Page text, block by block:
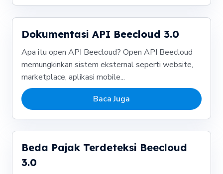
Dokumentasi API Beecloud 3.0
Apa itu open API Beecloud? Open API Beecloud
memungkinkan sistem eksternal seperti website,
marketplace, aplikasi mobile...
Baca Juga
Beda Pajak Terdeteksi Beecloud
3.0